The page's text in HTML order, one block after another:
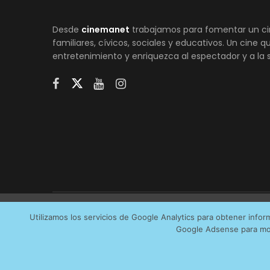
Desde cinemanet trabajamos para fomentar un
familiares, cívicos, sociales y educativos. Un cine
entretenimiento y enriquezca al espectador y a la
Utilizamos los servicios de Google Analytics para obtener
Google Adsense para
Utilizamos cookies anónimas de terceros para
servicios que más os interesan. Puede cambiar las